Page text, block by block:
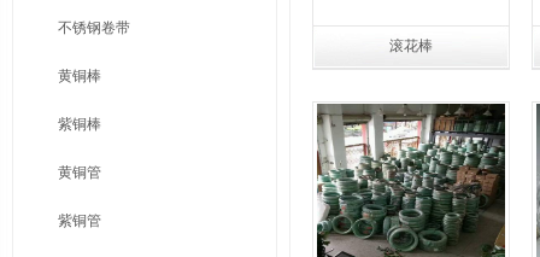
不锈钢卷带
黄铜棒
紫铜棒
黄铜管
紫铜管
滚花棒